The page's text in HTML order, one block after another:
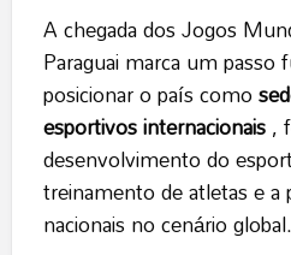
A chegada dos Jogos
Paraguai marca um passo
posicionar o país como
esportivos internacionais,
desenvolvimento do
treinamento de atletas e
nacionais no cenário global.